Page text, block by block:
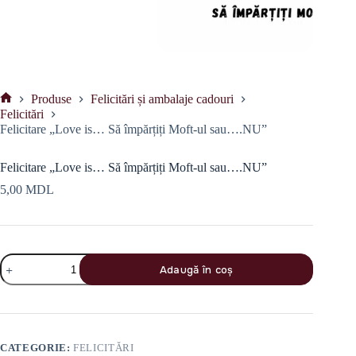
Prima
pagină
Produse
Felicitări și ambalaje cadouri
Felicitări
Felicitare „Love is… Să împărțiți Moft-ul sau….NU”
Felicitare „Love is… Să împărțiți Moft-ul sau….NU”
5,00 MDL
Cantitate
Felicitare
„Love
Să
Adaugă în coș
CATEGORIE:FELICITĂRI